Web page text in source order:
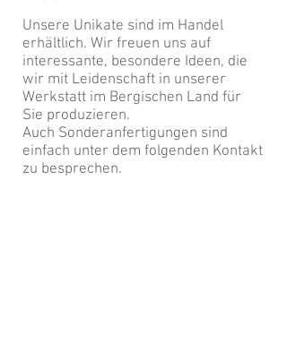
Unsere Unikate sind im Handel
erhältlich. Wir freuen uns auf
interessante, besondere Ideen, die
wir mit Leidenschaft in unserer
Werkstatt im Bergischen Land für
Sie produzieren.
Auch Sonderanfertigungen sind
einfach unter dem folgenden Kontakt
zu besprechen.